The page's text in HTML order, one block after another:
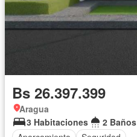
Bs 26.397.399
Aragua
3 Habitaciones
2 Baños